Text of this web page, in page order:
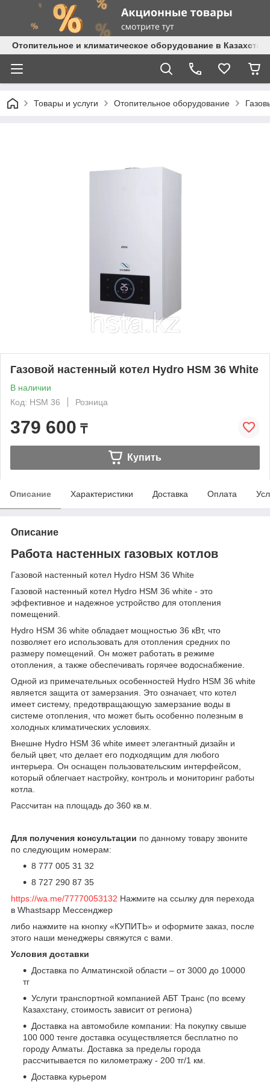
Отопительное и климатическое оборудование в
Товары и услуги Отопительное оборудование
Газовой настенный котел Hydro HSM 36 White
В наличии
Код: HSM 36
Розница
379 600 ₸
Купить
Описание Характеристики Доставка Оплата
Описание
Работа настенных газовых котлов
Газовой настенный котел Hydro HSM 36 White
Газовой настенный котел Hydro HSM 36 white - это
эффективное и надежное устройство для отопления
помещений.
Hydro HSM 36 white обладает мощностью 36 кВт, что
позволяет его использовать для отопления средних по
размеру помещений. Он может работать в режиме
отопления, а также обеспечивать горячее водоснабжение.
Одной из примечательных особенностей Hydro HSM 36 white
является защита от замерзания. Это означает, что котел
имеет систему, предотвращающую замерзание воды в
системе отопления, что может быть особенно полезным в
холодных климатических условиях.
Внешне Hydro HSM 36 white имеет элегантный дизайн и
белый цвет, что делает его подходящим для любого
интерьера. Он оснащен пользовательским интерфейсом,
который облегчает настройку, контроль и мониторинг работы
котла.
Рассчитан на площадь до 360 кв.м.
Для получения консультации по данному товару звоните
по следующим номерам:
8 777 005 31 32
8 727 290 87 35
https://wa.me/77770053132 Нажмите на ссылку для перехода
в Whastsapp Мессенджер
либо нажмите на кнопку «КУПИТЬ» и оформите заказ, после
этого наши менеджеры свяжутся с вами.
Условия доставки
Доставка по Алматинской области – от 3000 до 10000
тг
Услуги транспортной компанией АБТ Транс (по всему
Казахстану, стоимость зависит от региона)
Доставка на автомобиле компании: На покупку свыше
100 000 тенге доставка осуществляется бесплатно по
городу Алматы. Доставка за пределы города
рассчитывается по километражу - 200 тг/1 км.
Доставка курьером